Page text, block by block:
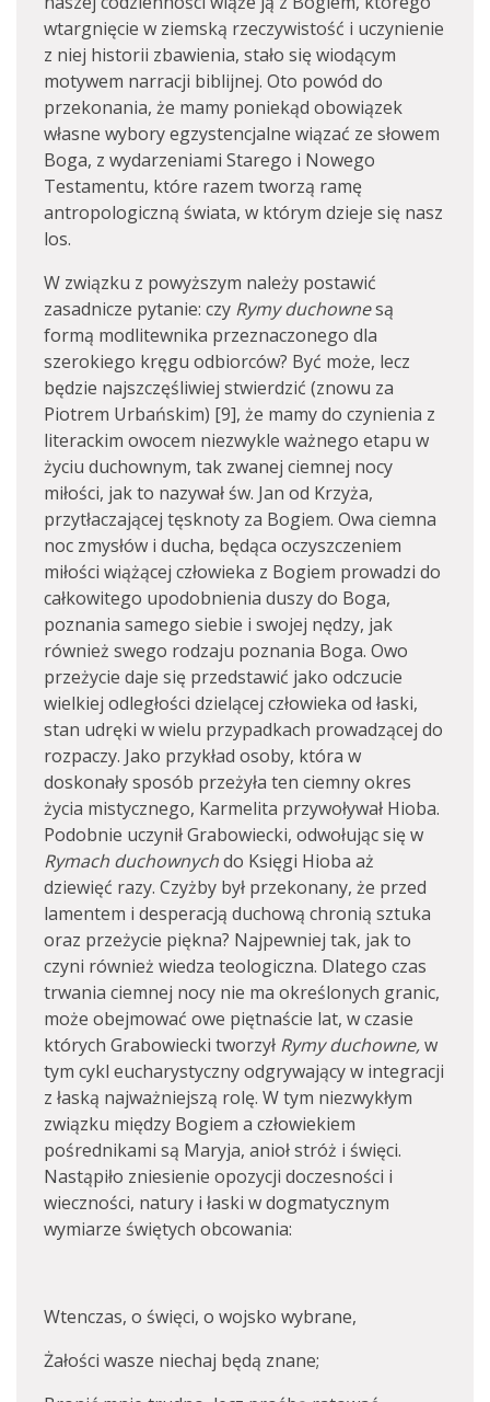
wtargnięcie w ziemską rzeczywistość i uczynienie
z niej historii zbawienia, stało się wiodącym
motywem narracji biblijnej. Oto powód do
przekonania, że mamy poniekąd obowiązek
własne wybory egzystencjalne wiązać ze słowem
Boga, z wydarzeniami Starego i Nowego
Testamentu, które razem tworzą ramę
antropologiczną świata, w którym dzieje się nasz
los.
W związku z powyższym należy postawić
zasadnicze pytanie: czy Rymy duchownesą
formą modlitewnika przeznaczonego dla
szerokiego kręgu odbiorców? Być może, lecz
będzie najszczęśliwiej stwierdzić (znowu za
Piotrem Urbańskim) [9], że mamy do czynienia z
literackim owocem niezwykle ważnego etapu w
życiu duchownym, tak zwanej ciemnej nocy
miłości, jak to nazywał św. Jan od Krzyża,
przytłaczającej tęsknoty za Bogiem. Owa ciemna
noc zmysłów i ducha, będąca oczyszczeniem
miłości wiążącej człowieka z Bogiem prowadzi do
całkowitego upodobnienia duszy do Boga,
poznania samego siebie i swojej nędzy, jak
również swego rodzaju poznania Boga. Owo
przeżycie daje się przedstawić jako odczucie
wielkiej odległości dzielącej człowieka od łaski,
stan udręki w wielu przypadkach prowadzącej do
rozpaczy. Jako przykład osoby, która w
doskonały sposób przeżyła ten ciemny okres
życia mistycznego, Karmelita przywoływał Hioba.
Podobnie uczynił Grabowiecki, odwołując się w
Rymach duchownychdo Księgi Hioba aż
dziewięć razy. Czyżby był przekonany, że przed
lamentem i desperacją duchową chronią sztuka
oraz przeżycie piękna? Najpewniej tak, jak to
czyni również wiedza teologiczna. Dlatego czas
trwania ciemnej nocy nie ma określonych granic,
może obejmować owe piętnaście lat, w czasie
których Grabowiecki tworzył Rymy duchowne,w
tym cykl eucharystyczny odgrywający w integracji
z łaską najważniejszą rolę. W tym niezwykłym
związku między Bogiem a człowiekiem
pośrednikami są Maryja, anioł stróż i święci.
Nastąpiło zniesienie opozycji doczesności i
wieczności, natury i łaski w dogmatycznym
wymiarze świętych obcowania:
Wtenczas, o święci, o wojsko wybrane,
Żałości wasze niechaj będą znane;